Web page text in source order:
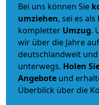
Bei uns können Sie
umziehen, sei es als
kompletter Umzug.
wir über die Jahre
deutschlandweit
unterwegs. Holen
Angebote und
Überblick über die